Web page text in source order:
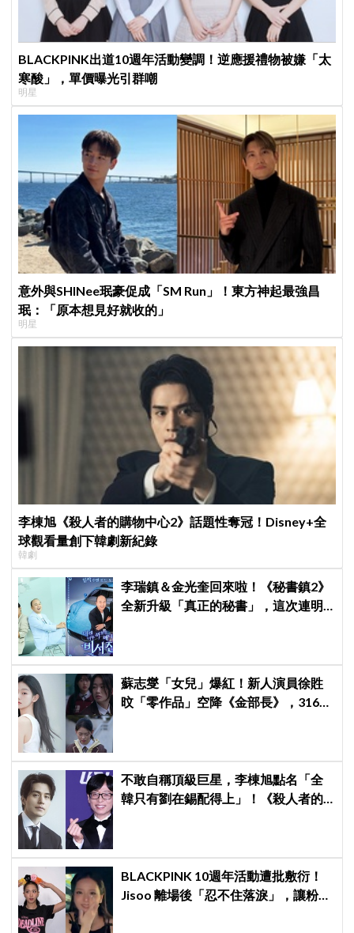
BLACKPINK出道10週年活動變調！逆應援禮物被嫌「太
寒酸」，單價曝光引群嘲
明星
意外與SHINee珉豪促成「SM Run」！東方神起最強昌
珉：「原本想見好就收的」
明星
李棟旭《殺人者的購物中心2》話題性奪冠！Disney+全
球觀看量創下韓劇新紀錄
韓劇
李瑞鎮＆金光奎回來啦！《秘書鎮2》
全新升級「真正的秘書」，這次連明
蘇志燮「女兒」爆紅！新人演員徐貹
旼「零作品」空降《金部長》，316萬
不敢自稱頂級巨星，李棟旭點名「全
韓只有劉在錫配得上」！《殺人者的
BLACKPINK 10週年活動遭批敷衍！
Jisoo 離場後「忍不住落淚」，讓粉絲